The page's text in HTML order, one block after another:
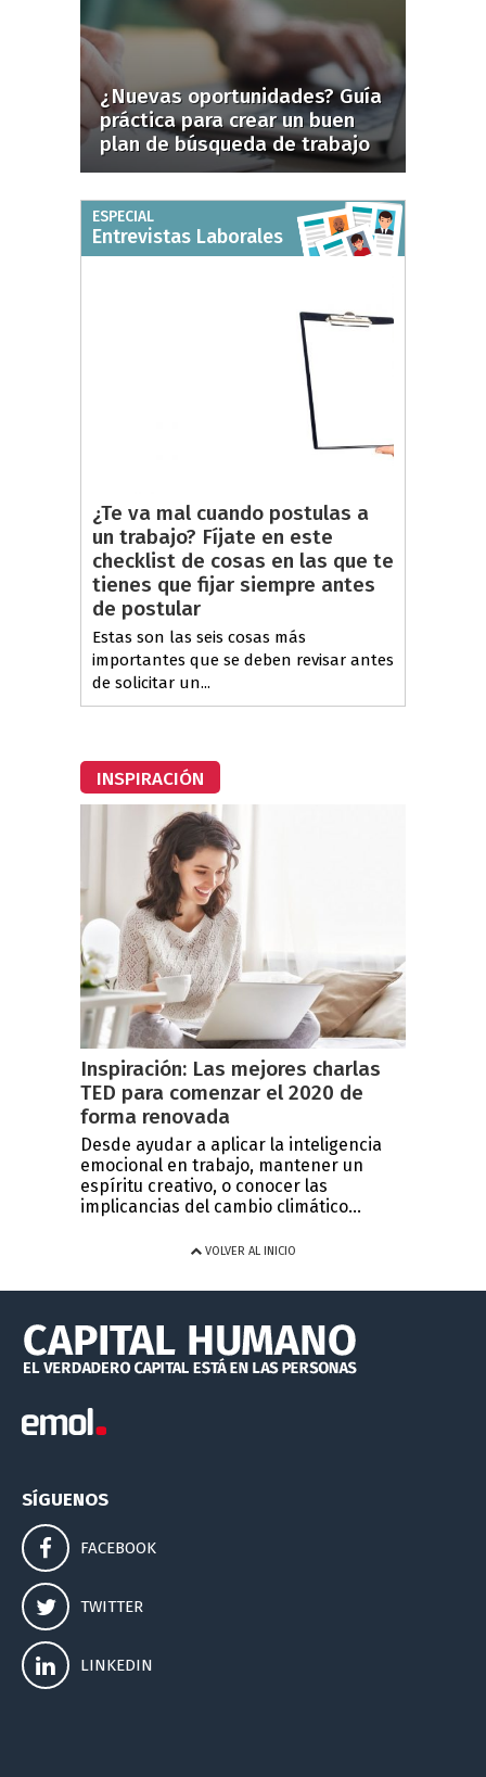
¿Nuevas oportunidades? Guía
práctica para crear un buen
plan de búsqueda de trabajo
ESPECIAL
Entrevistas Laborales
¿Te va mal cuando postulas a
un trabajo? Fíjate en este
checklist de cosas en las que te
tienes que fijar siempre antes
de postular
Estas son las seis cosas más
importantes que se deben revisar antes
de solicitar un...
INSPIRACIÓN
Inspiración: Las mejores charlas
TED para comenzar el 2020 de
forma renovada
Desde ayudar a aplicar la inteligencia
emocional en trabajo, mantener un
espíritu creativo, o conocer las
implicancias del cambio climático...
VOLVER AL INICIO
SÍGUENOS
FACEBOOK
TWITTER
LINKEDIN